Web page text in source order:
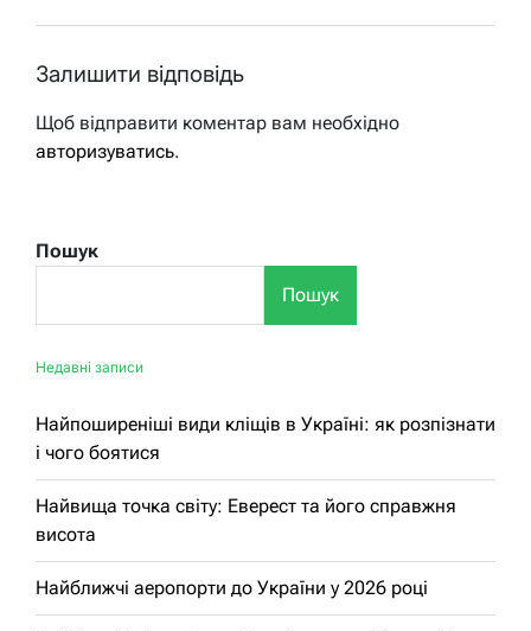
Залишити відповідь
Щоб відправити коментар вам необхідно
авторизуватись.
Пошук
Пошук
Недавні записи
Найпоширеніші види кліщів в Україні: як розпізнати
і чого боятися
Найвища точка світу: Еверест та його справжня
висота
Найближчі аеропорти до України у 2026 році